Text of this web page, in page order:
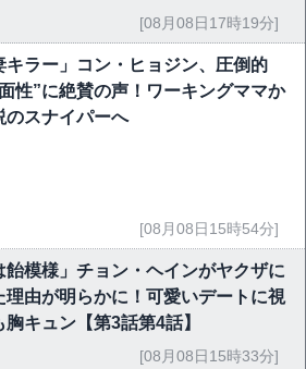
[08月08日17時19分]
キラー」コン・ヒョジン、圧倒的
性”に絶賛の声！ワーキングママか
のスナイパーへ
[08月08日15時54分]
飴模様」チョン・ヘインがヤクザに
理由が明らかに！可愛いデートに視
胸キュン【第3話第4話】
[08月08日15時33分]